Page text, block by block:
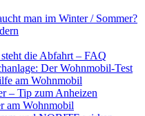
man im Winter / Sommer?
die Abfahrt – FAQ
Der Wohnmobil-Test
am Wohnmobil
– Tip zum Anheizen
am Wohnmobil